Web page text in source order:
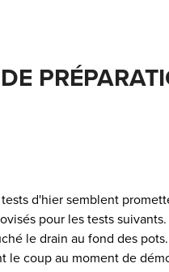
d'hier semblent
pour les tests
le drain au fond des
le coup au moment de